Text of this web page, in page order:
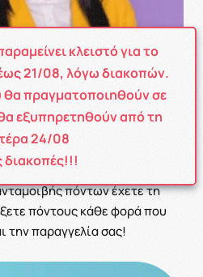
SYSTEM
πόντων έχετε τη
πόντους κάθε φορά που
την παραγγελία σας!
κλειστό για το
21/08, λόγω διακοπών.
θα πραγματοποιηθούν σε
εξυπηρετηθούν από τη
24/08
διακοπές!!!